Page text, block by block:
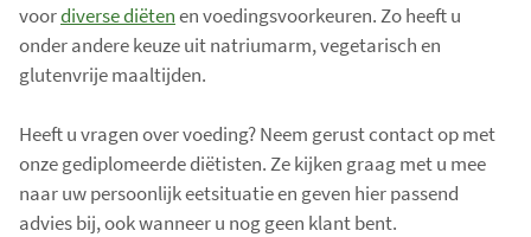
voordiverse diëtenen voedingsvoorkeuren. Zo heeft u
onder andere keuze uit natriumarm, vegetarisch en
glutenvrije maaltijden.
Heeft u vragen over voeding? Neem gerust contact op met
onze gediplomeerde diëtisten. Ze kijken graag met u mee
naar uw persoonlijk eetsituatie en geven hier passend
advies bij, ook wanneer u nog geen klant bent.